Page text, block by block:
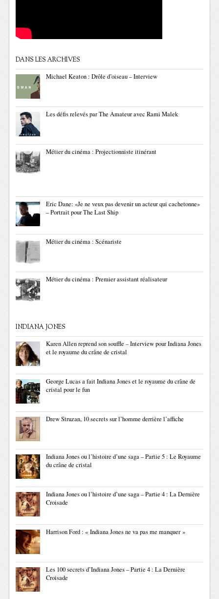
DANS LES ARCHIVES
Michael Keaton : Drôle d’oiseau – Interview
Les défis relevés par The Amateur avec Rami Malek
Métier du cinéma : Projectionniste itinérant
Eric Dane: «Je ne veux pas devenir un acteur qui cachetonne»
– Portrait pour The Last Ship
Métier du cinéma : Scénariste
Métier du cinéma : Premier assistant réalisateur
INDIANA JONES
Karen Allen reprend son souffle – Interview pour Indiana Jones
et le royaume du crâne de cristal
George Lucas a fait Indiana Jones et le royaume du crâne de
cristal pour le fun
Drew Struzan, 10 secrets sur l’homme derrière l’affiche
Indiana Jones ou l’histoire d’une saga – Partie 5 : Le Royaume
du crâne de cristal
Indiana Jones ou l’histoire d’une saga – Partie 4 : La Dernière
Croisade
Harrison Ford : « Indiana Jones ne va pas me manquer »
Les 100 secrets d’Indiana Jones – Partie 4 : La Dernière
Croisade